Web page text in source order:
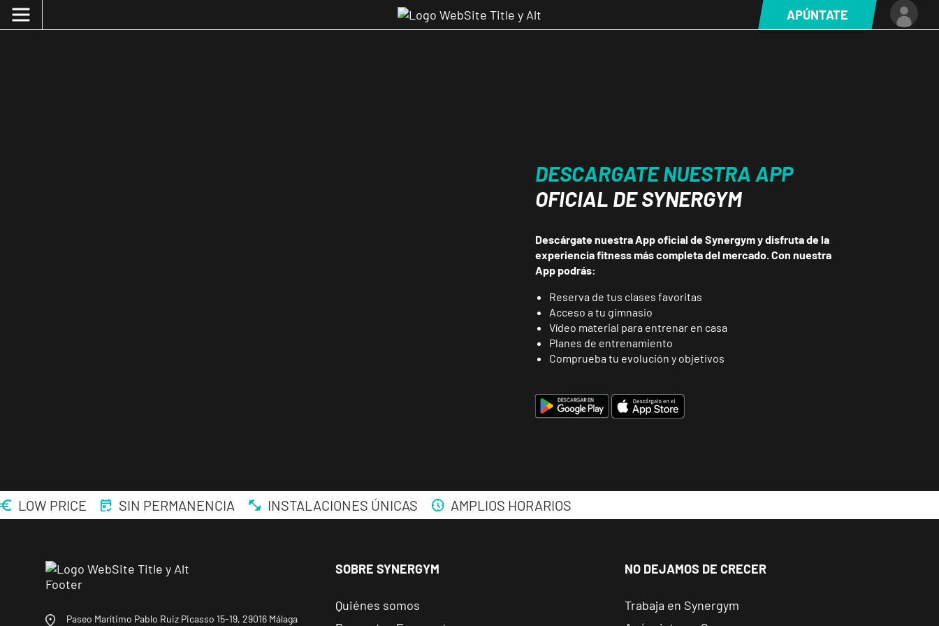
APÚNTATE
Málaga Los Tilos
DESCARGATE NUESTRA APP
OFICIAL DE SYNERGYM
Descárgate nuestra App oficial de Synergym y disfruta de la
experiencia fitness más completa del mercado. Con nuestra
App podrás:
Reserva de tus clases favoritas
Acceso a tu gimnasio
Vídeo material para entrenar en casa
Planes de entrenamiento
Comprueba tu evolución y objetivos
LOW PRICE SIN PERMANENCIA INSTALACIONES ÚNICAS AMPLIOS HORARIOS
Paseo Marítimo Pablo Ruiz Picasso 15-19, 29016 Málaga
SOBRE SYNERGYM
Quiénes somos
NO DEJAMOS DE CRECER
Trabaja en Synergym